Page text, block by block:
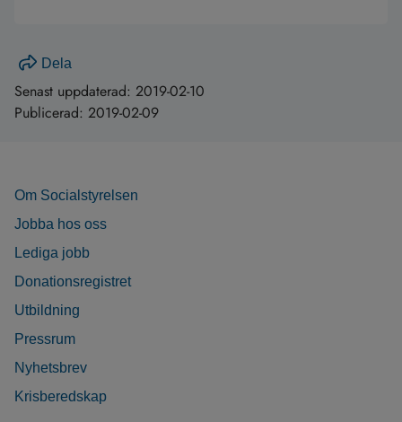
Dela
Senast uppdaterad: 2019-02-10
Publicerad: 2019-02-09
Om Socialstyrelsen
Jobba hos oss
Lediga jobb
Donationsregistret
Utbildning
Pressrum
Nyhetsbrev
Krisberedskap